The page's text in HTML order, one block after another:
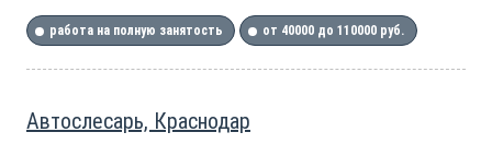
работа на полную занятость от 40000 до 110000 руб.
Автослесарь, Краснодар